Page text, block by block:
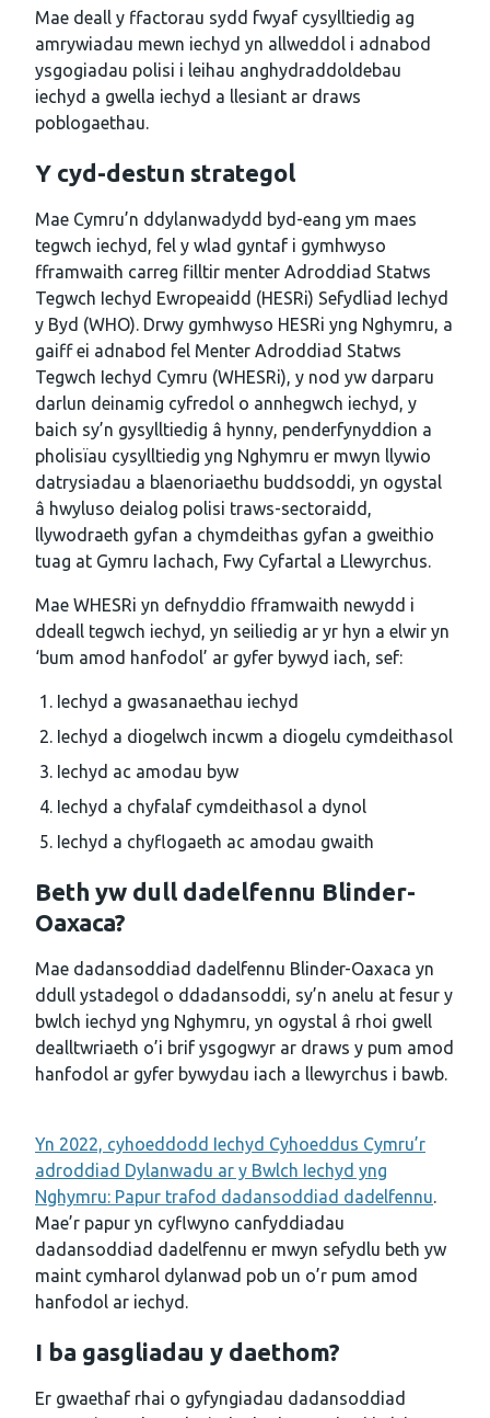
Mae deall y ffactorau sydd fwyaf cysylltiedig ag
amrywiadau mewn iechyd yn allweddol i adnabod
ysgogiadau polisi i leihau anghydraddoldebau
iechyd a gwella iechyd a llesiant ar draws
poblogaethau.
Y cyd-destun strategol
Mae Cymru’n ddylanwadydd byd-eang ym maes
tegwch iechyd, fel y wlad gyntaf i gymhwyso
fframwaith carreg filltir menter Adroddiad Statws
Tegwch Iechyd Ewropeaidd (HESRi) Sefydliad Iechyd
y Byd (WHO). Drwy gymhwyso HESRi yng Nghymru, a
gaiff ei adnabod fel Menter Adroddiad Statws
Tegwch Iechyd Cymru (WHESRi), y nod yw darparu
darlun deinamig cyfredol o annhegwch iechyd, y
baich sy’n gysylltiedig â hynny, penderfynyddion a
pholisïau cysylltiedig yng Nghymru er mwyn llywio
datrysiadau a blaenoriaethu buddsoddi, yn ogystal
â hwyluso deialog polisi traws-sectoraidd,
llywodraeth gyfan a chymdeithas gyfan a gweithio
tuag at Gymru Iachach, Fwy Cyfartal a Llewyrchus.
Mae WHESRi yn defnyddio fframwaith newydd i
ddeall tegwch iechyd, yn seiliedig ar yr hyn a elwir yn
‘bum amod hanfodol’ ar gyfer bywyd iach, sef:
Iechyd a gwasanaethau iechyd
Iechyd a diogelwch incwm a diogelu cymdeithasol
Iechyd ac amodau byw
Iechyd a chyfalaf cymdeithasol a dynol
Iechyd a chyflogaeth ac amodau gwaith
Beth yw dull dadelfennu Blinder-
Oaxaca?
Mae dadansoddiad dadelfennu Blinder-Oaxaca yn
ddull ystadegol o ddadansoddi, sy’n anelu at fesur y
bwlch iechyd yng Nghymru, yn ogystal â rhoi gwell
dealltwriaeth o’i brif ysgogwyr ar draws y pum amod
hanfodol ar gyfer bywydau iach a llewyrchus i bawb.
Yn 2022, cyhoeddodd Iechyd Cyhoeddus Cymru’r
adroddiad Dylanwadu ar y Bwlch Iechyd yng
Nghymru: Papur trafod dadansoddiad dadelfennu.
Mae’r papur yn cyflwyno canfyddiadau
dadansoddiad dadelfennu er mwyn sefydlu beth yw
maint cymharol dylanwad pob un o’r pum amod
hanfodol ar iechyd.
I ba gasgliadau y daethom?
Er gwaethaf rhai o gyfyngiadau dadansoddiad